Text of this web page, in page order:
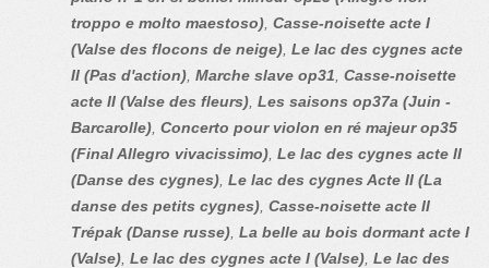
troppo e molto maestoso) Casse-noisette acte I
(Valse des flocons de neige) Le lac des cygnes acte
II (Pas d'action) Marche slave op31 Casse-noisette
acte II (Valse des fleurs) Les saisons op37a (Juin -
Barcarolle) Concerto pour violon en ré majeur op35
(Final Allegro vivacissimo) Le lac des cygnes acte II
(Danse des cygnes) Le lac des cygnes Acte II (La
danse des petits cygnes) Casse-noisette acte II
Trépak (Danse russe) La belle au bois dormant acte I
(Valse) Le lac des cygnes acte I (Valse) Le lac des